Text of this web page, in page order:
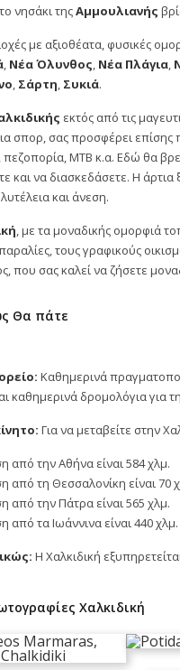
νησάκι τηςΑμμουλιανής
με αξιοθέατα, φυσικές
, Νέα Όλυνθος, Νέα Πλάγια,
, Σάρτη, Συκιά.
εκτός από τις
σπορ, σας προσφέρει επίσης
πεζοπορία, ΜΤΒ κ.α. Εδώ θα
και να διασκεδάσετε. Η άρτια
και άνεση.
, με τα μοναδικής ομορφιά
τους γραφικούς
που σας καλεί να ζήσετε
Θα πάτε
Καθημερινά
καθημερινά δρομολόγια για
Για να μεταβείτε στην
από την Αθήνα είναι 584 χλμ.
από τη Θεσσαλονίκη είναι 70
από την Πάτρα είναι 565 χλμ.
από τα Ιωάννινα είναι 440 χλμ.
Η Χαλκιδική
Χαλκιδική